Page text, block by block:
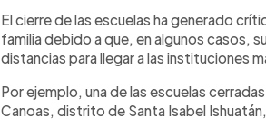
El cierre de las escuelas ha generado
familia debido a que, en algunos casos,
distancias para llegar a las instituciones
Por ejemplo, una de las escuelas
Canoas, distrito de Santa Isabel